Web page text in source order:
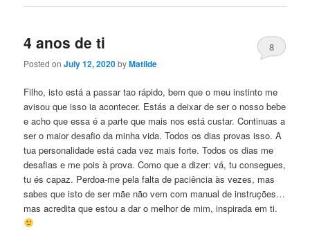
4 anos de ti
Posted onJuly 12, 2020byMatilde
8
Filho, isto está a passar tao rápido, bem que o meu instinto me
avisou que isso ia acontecer. Estás a deixar de ser o nosso bebe
e acho que essa é a parte que mais nos está custar. Continuas a
ser o maior desafio da minha vida. Todos os dias provas isso. A
tua personalidade está cada vez mais forte. Todos os dias me
desafias e me pois à prova. Como que a dizer: vá, tu consegues,
tu és capaz. Perdoa-me pela falta de paciência às vezes, mas
sabes que isto de ser mãe não vem com manual de instruções…
mas acredita que estou a dar o melhor de mim, inspirada em ti.